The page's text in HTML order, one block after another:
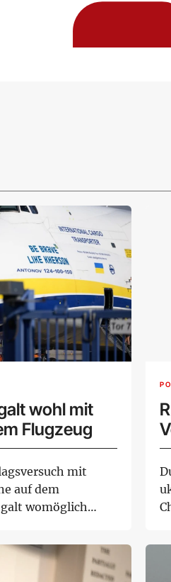
wohl mit
Flugzeug
mit
auf dem
womöglich